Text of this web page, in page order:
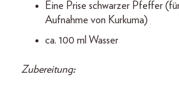
Eine Prise schwarzer Pfeffer
Aufnahme von Kurkuma)
ca. 100 ml Wasser
Zubereitung: